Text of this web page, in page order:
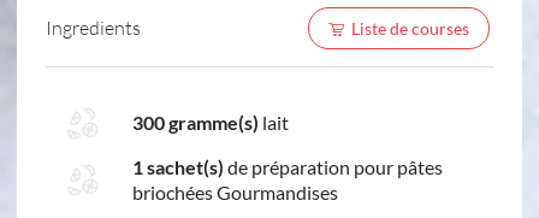
Ingredients Liste de courses
300 gramme(s) lait
1 sachet(s) de préparation pour pâtes
briochées Gourmandises